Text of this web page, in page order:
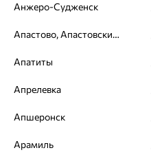
64%
Анжеро-Судженск
Апастово, Апастовский район
Апатиты
Апрелевка
Апшеронск
Арамиль